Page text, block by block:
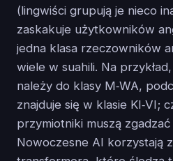
(lingwiści grupują je nieco
zaskakuje użytkowników
jedna klasa rzeczowników
wiele w suahili. Na przykład,
należy do klasy M‑WA,
znajduje się w klasie KI‑VI;
przymiotniki muszą
Nowoczesne AI korzystają